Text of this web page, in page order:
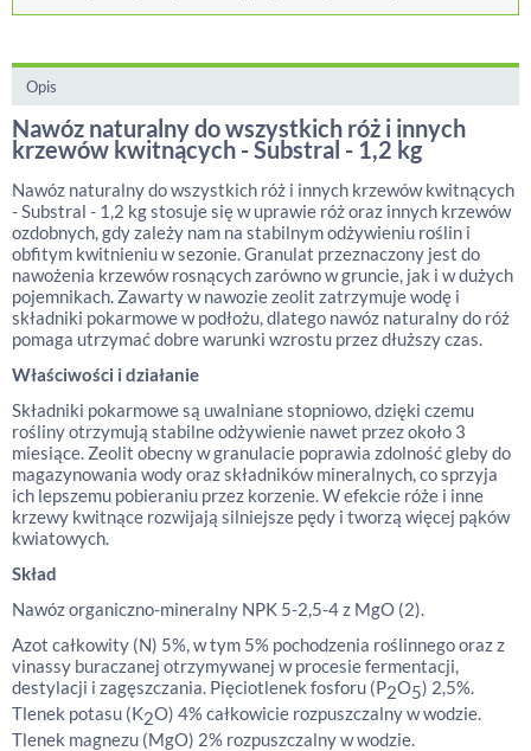
Opis
Nawóz naturalny do wszystkich róż i innych
krzewów kwitnących - Substral - 1,2 kg
Nawóz naturalny do wszystkich róż i innych krzewów kwitnących
- Substral - 1,2 kg stosuje się w uprawie róż oraz innych krzewów
ozdobnych, gdy zależy nam na stabilnym odżywieniu roślin i
obfitym kwitnieniu w sezonie. Granulat przeznaczony jest do
nawożenia krzewów rosnących zarówno w gruncie, jak i w dużych
pojemnikach. Zawarty w nawozie zeolit zatrzymuje wodę i
składniki pokarmowe w podłożu, dlatego nawóz naturalny do róż
pomaga utrzymać dobre warunki wzrostu przez dłuższy czas.
Właściwości i działanie
Składniki pokarmowe są uwalniane stopniowo, dzięki czemu
rośliny otrzymują stabilne odżywienie nawet przez około 3
miesiące. Zeolit obecny w granulacie poprawia zdolność gleby do
magazynowania wody oraz składników mineralnych, co sprzyja
ich lepszemu pobieraniu przez korzenie. W efekcie róże i inne
krzewy kwitnące rozwijają silniejsze pędy i tworzą więcej pąków
kwiatowych.
Skład
Nawóz organiczno-mineralny NPK 5-2,5-4 z MgO (2).
Azot całkowity (N) 5%, w tym 5% pochodzenia roślinnego oraz z
vinassy buraczanej otrzymywanej w procesie fermentacji,
destylacji i zagęszczania. Pięciotlenek fosforu (P2O5) 2,5%.
Tlenek potasu (K2O) 4% całkowicie rozpuszczalny w wodzie.
Tlenek magnezu (MgO) 2% rozpuszczalny w wodzie.